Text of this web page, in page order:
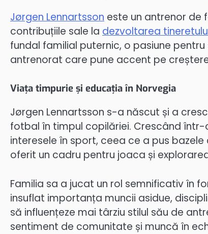
Jørgen Lennartsson este un antrenor de
contribuțiile sale la dezvoltarea
fundal familial puternic, o pasiune
antrenorat care pune accent pe
Viața timpurie și educația în Norvegia
Jørgen Lennartsson s-a născut și a
fotbal în timpul copilăriei. Crescând
interesele în sport, ceea ce a pus
oferit un cadru pentru joaca și
Familia sa a jucat un rol semnificativ în
insuflat importanța muncii asidue,
să influențeze mai târziu stilul său de
sentiment de comunitate și muncă în